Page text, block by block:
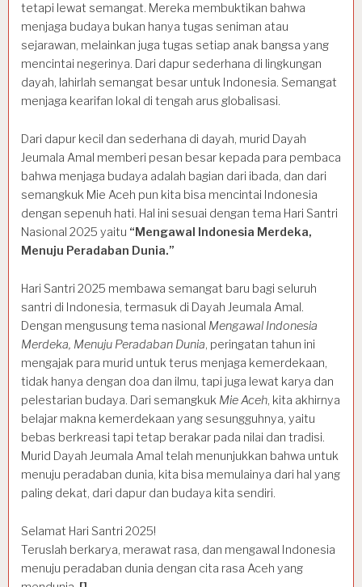
tetapi lewat semangat. Mereka membuktikan bahwa
menjaga budaya bukan hanya tugas seniman atau
sejarawan, melainkan juga tugas setiap anak bangsa yang
mencintai negerinya. Dari dapur sederhana di lingkungan
dayah, lahirlah semangat besar untuk Indonesia. Semangat
menjaga kearifan lokal di tengah arus globalisasi.
Dari dapur kecil dan sederhana di dayah, murid Dayah
Jeumala Amal memberi pesan besar kepada para pembaca
bahwa menjaga budaya adalah bagian dari ibada, dan dari
semangkuk Mie Aceh pun kita bisa mencintai Indonesia
dengan sepenuh hati. Hal ini sesuai dengan tema Hari Santri
Nasional 2025 yaitu “Mengawal Indonesia Merdeka,
Menuju Peradaban Dunia.”
Hari Santri 2025 membawa semangat baru bagi seluruh
santri di Indonesia, termasuk di Dayah Jeumala Amal.
Dengan mengusung tema nasional Mengawal Indonesia
Merdeka, Menuju Peradaban Dunia, peringatan tahun ini
mengajak para murid untuk terus menjaga kemerdekaan,
tidak hanya dengan doa dan ilmu, tapi juga lewat karya dan
pelestarian budaya. Dari semangkuk Mie Aceh, kita akhirnya
belajar makna kemerdekaan yang sesungguhnya, yaitu
bebas berkreasi tapi tetap berakar pada nilai dan tradisi.
Murid Dayah Jeumala Amal telah menunjukkan bahwa untuk
menuju peradaban dunia, kita bisa memulainya dari hal yang
paling dekat, dari dapur dan budaya kita sendiri.
Selamat Hari Santri 2025!
Teruslah berkarya, merawat rasa, dan mengawal Indonesia
menuju peradaban dunia dengan cita rasa Aceh yang